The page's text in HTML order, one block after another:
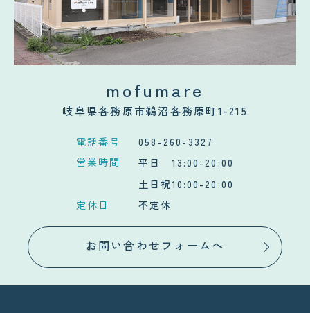
mofumare
岐阜県各務原市鵜沼各務原町1-215
電話番号
058-260-3327
営業時間
平日 13:00-20:00
土日祝10:00-20:00
定休日
不定休
お問い合わせフォームへ